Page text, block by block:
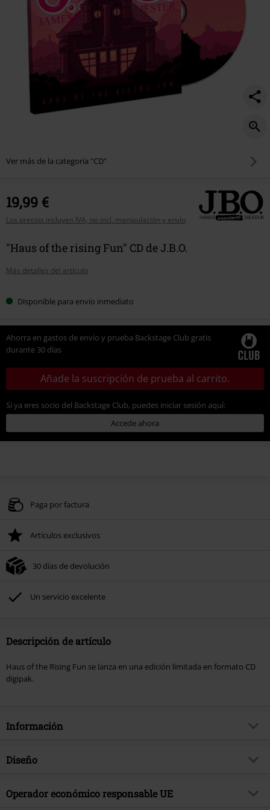
Ver más de la categoría "CD"
19,99 €
Los precios incluyen IVA, no incl. manipulación y envío
"Haus of the rising Fun" CD de J.B.O.
Más detalles del artículo
Disponible para envío inmediato
Ahorra en gastos de envío y prueba Backstage Club gratis
durante 30 días
Añade la suscripción de prueba al carrito.
Si ya eres socio del Backstage Club, puedes iniciar sesión aquí:
Accede ahora
Paga por factura
Artículos exclusivos
30 días de devolución
Un servicio excelente
Descripción de artículo
Haus of the Rising Fun se lanza en una edición limitada en formato CD
digipak.
Información
Artículo no.
Género Musical
Heavy Metal
Diseño
Tipo de producto
CD
Operador económico responsable UE